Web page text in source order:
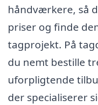
håndværkere, så
priser og finde
tagprojekt. På
du nemt bestille
uforpligtende
der specialiserer